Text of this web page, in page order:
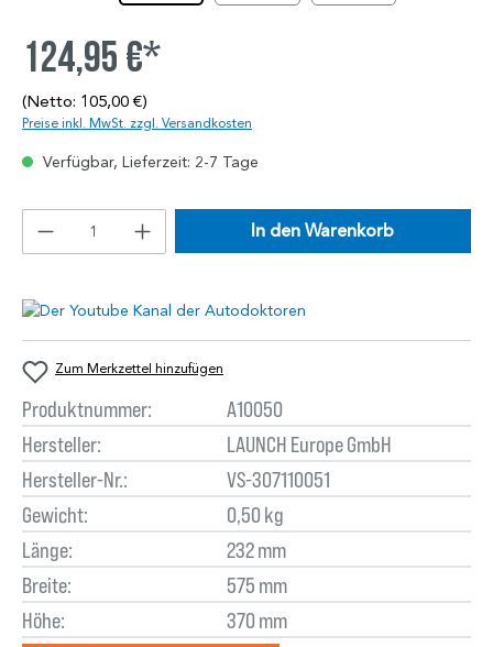
124,95 €*
(Netto: 105,00 €)
Preise inkl. MwSt. zzgl. Versandkosten
Verfügbar, Lieferzeit: 2-7 Tage
In den Warenkorb
Zum Merkzettel hinzufügen
Produktnummer:
A10050
Hersteller:
LAUNCH Europe GmbH
Hersteller-Nr.:
VS-307110051
Gewicht:
0,50 kg
Länge:
232 mm
Breite:
575 mm
Höhe:
370 mm